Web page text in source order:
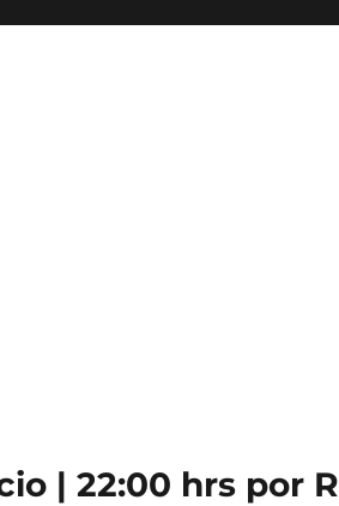
| 22:00 hrs por